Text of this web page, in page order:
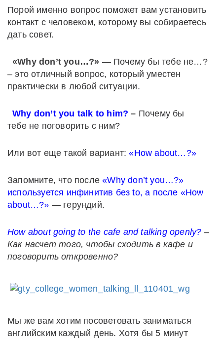
Порой именно вопрос поможет вам установить
контакт с человеком, которому вы собираетесь
дать совет.
«Why don’t you…?» — Почему бы тебе не…?
– это отличный вопрос, который уместен
практически в любой ситуации.
Why don’t you talk to him? – Почему бы
тебе не поговорить с ним?
Или вот еще такой вариант:«How about…?»
Запомните, что после«Why don’t you…?»
используется инфинитив без to, а после «How
about…?» — герундий.
How about going to the cafe and talking openly? –
Как насчет того, чтобы сходить в кафе и
поговорить откровенно?
Мы же вам хотим посоветовать заниматься
английским каждый день. Хотя бы 5 минут